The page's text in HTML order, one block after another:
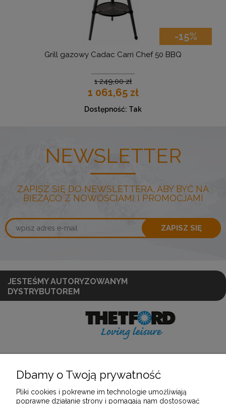
-15%
Grill gazowy Cadac Carri Chef 50 BBQ
1 249,00 zł
1 061,65 zł
Dostępność: Tak
NEWSLETTER
ZAPISZ SIĘ DO NEWSLETTERA, ABY BYĆ NA
BIEŻĄCO Z NOWOŚCIAMI I PROMOCJAMI
ZAPISZ SIĘ
JESTEŚMY AUTORYZOWANYM
DYSTRYBUTOREM
POMOC
Dbamy o Twoją prywatność
Pliki cookies i pokrewne im technologie umożliwiają
poprawne działanie strony i pomagają nam dostosować